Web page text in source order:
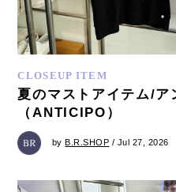
CLOSEUP ITEM
夏のマストアイテム/ア
（ANTICIPO）
byB.R.SHOP / Jul 27, 2026